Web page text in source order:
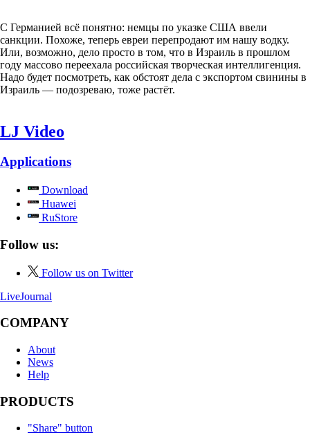
С Германией всё понятно: немцы по указке США ввели
санкции. Похоже, теперь евреи перепродают им нашу водку.
Или, возможно, дело просто в том, что в Израиль в прошлом
году массово переехала российская творческая интеллигенция.
Надо будет посмотреть, как обстоят дела с экспортом свинины в
Израиль — подозреваю, тоже растёт.
LJ Video
Applications
Download
Huawei
RuStore
Follow us:
Follow us on Twitter
LiveJournal
COMPANY
About
News
Help
PRODUCTS
"Share" button